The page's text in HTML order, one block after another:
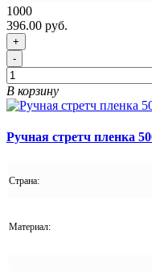
1000
396.00 руб.
+
-
В корзину
Ручная стретч пленка
Страна:
Материал: